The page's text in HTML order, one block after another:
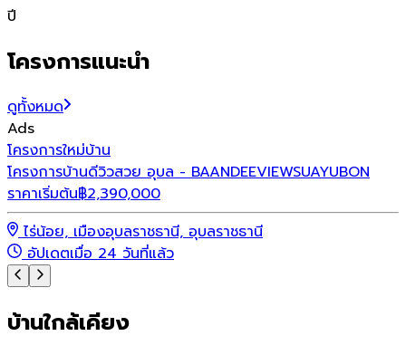
ปี
โครงการแนะนำ
ดูทั้งหมด
Ads
โครงการใหม่บ้าน
โครงการบ้านดีวิวสวย อุบล - BAANDEEVIEWSUAYUBON
ราคาเริ่มต้น฿2,390,000
ไร่น้อย, เมืองอุบลราชธานี, อุบลราชธานี
อัปเดตเมื่อ 24 วันที่แล้ว
บ้านใกล้เคียง